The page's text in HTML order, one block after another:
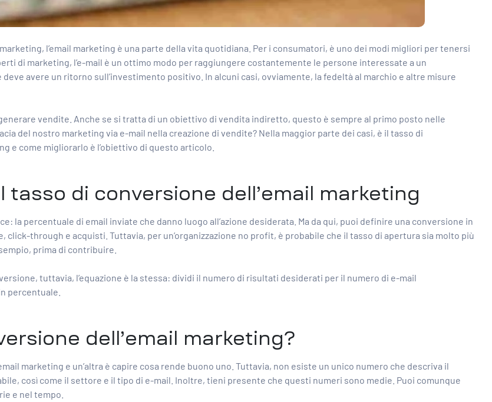
l’email marketing è una parte della vita quotidiana. Per i consumatori, è uno dei modi migliori per tenersi
di marketing, l’e-mail è un ottimo modo per raggiungere costantemente le persone interessate a un
avere un ritorno sull’investimento positivo. In alcuni casi, ovviamente, la fedeltà al marchio e altre misure
vendite. Anche se si tratta di un obiettivo di vendita indiretto, questo è sempre al primo posto nelle
del nostro marketing via e-mail nella creazione di vendite? Nella maggior parte dei casi, è il tasso di
e come migliorarlo è l’obiettivo di questo articolo.
tasso di conversione dell’email marketing
la percentuale di email inviate che danno luogo all’azione desiderata. Ma da qui, puoi definire una conversione in
click-through e acquisti. Tuttavia, per un’organizzazione no profit, è probabile che il tasso di apertura sia molto più
prima di contribuire.
tuttavia, l’equazione è la stessa: dividi il numero di risultati desiderati per il numero di e-mail
percentuale.
dell’email marketing?
marketing e un’altra è capire cosa rende buono uno. Tuttavia, non esiste un unico numero che descriva il
così come il settore e il tipo di e-mail. Inoltre, tieni presente che questi numeri sono medie. Puoi comunque
e nel tempo.